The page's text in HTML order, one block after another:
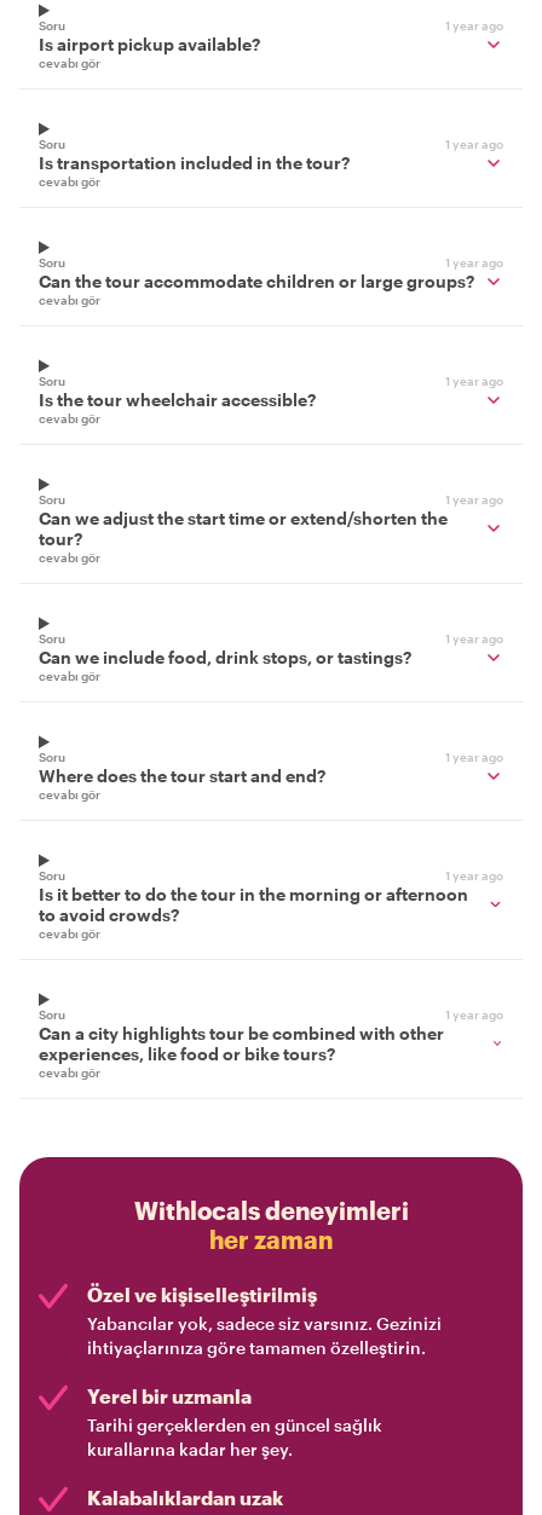
Soru 1 year ago
Is airport pickup available?
cevabı gör
Soru 1 year ago
Is transportation included in the tour?
cevabı gör
Soru 1 year ago
Can the tour accommodate children or large groups?
cevabı gör
Soru 1 year ago
Is the tour wheelchair accessible?
cevabı gör
Soru 1 year ago
Can we adjust the start time or extend/shorten the
tour?
cevabı gör
Soru 1 year ago
Can we include food, drink stops, or tastings?
cevabı gör
Soru 1 year ago
Where does the tour start and end?
cevabı gör
Soru 1 year ago
Is it better to do the tour in the morning or afternoon
to avoid crowds?
cevabı gör
Soru 1 year ago
Can a city highlights tour be combined with other
experiences, like food or bike tours?
cevabı gör
Withlocals deneyimleri
her zaman
Özel ve kişiselleştirilmiş
Yabancılar yok, sadece siz varsınız. Gezinizi
ihtiyaçlarınıza göre tamamen özelleştirin.
Yerel bir uzmanla
Tarihi gerçeklerden en güncel sağlık
kurallarına kadar her şey.
Kalabalıklardan uzak